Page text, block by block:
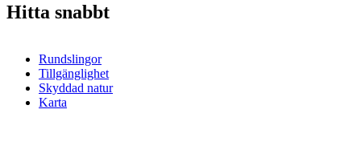
Hitta snabbt
Rundslingor
Tillgänglighet
Skyddad natur
Karta